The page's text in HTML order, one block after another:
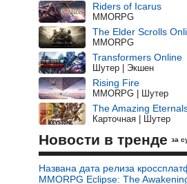
Riders of Icarus
MMORPG
The Elder Scrolls
MMORPG
Transformers Online
Шутер | Экшен
Rising Fire
MMORPG | Шутер
The Amazing
Карточная | Шутер
Новости в тренде за
Названа дата релиза
MMORPG Eclipse: The